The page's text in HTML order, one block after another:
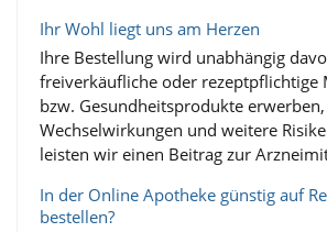
Ihr Wohl liegt uns am Herzen
Ihre Bestellung wird unabhängig
freiverkäufliche oder rezeptpflichtige
bzw. Gesundheitsprodukte
Wechselwirkungen und weitere
leisten wir einen Beitrag zur
In der Online Apotheke günstig auf
bestellen?